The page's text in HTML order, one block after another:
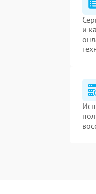
и